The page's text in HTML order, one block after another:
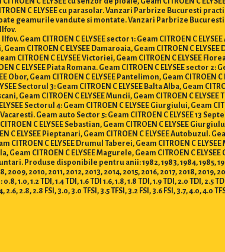
C ELYSEE cu parasolar. Vanzari Parbrize Bucuresti
geamurile vandute si montate. Vanzari Parbrize Bucuresti
CITROEN C ELYSEE sector 1: Geam CITROEN C
CITROEN C ELYSEE Damaroaia, Geam CITROEN C
CITROEN C ELYSEE Victoriei, Geam CITROEN C ELYSEE
C ELYSEE Piata Romana. Geam CITROEN C ELYSEE sector 2:
Obor, Geam CITROEN C ELYSEE Pantelimon, Geam CITROEN
Sectorul 3: Geam CITROEN C ELYSEE Balta Alba, Geam
Geam CITROEN C ELYSEE Muncii, Geam CITROEN C
Sectorul 4: Geam CITROEN C ELYSEE Giurgiului, Geam
Geam auto Sector 5: Geam CITROEN C ELYSEE 13
C ELYSEE Sebastian, Geam CITROEN C ELYSEE
C ELYSEE Pieptanari, Geam CITROEN C ELYSEE Autobuzul.
CITROEN C ELYSEE Drumul Taberei, Geam CITROEN C
Geam CITROEN C ELYSEE Magurele, Geam CITROEN C
Produse disponibile pentru anii: 1982, 1983, 1984, 1985,
2010, 2011, 2012, 2013, 2014, 2015, 2016, 2017, 2018, 2019,
1.2 TDI, 1.4 TDI, 1.6 TDI 1.6, 1.8, 1.8 TDI, 1.9 TDI, 2.0 TDI, 2.5
2.6, 2.8, 2.8 FSI, 3.0, 3.0 TFSI, 3.5 TFSI, 3.2 FSI, 3.6 FSI, 3.7, 4.0, 4.0